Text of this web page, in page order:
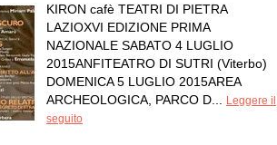
KIRON cafè TEATRI DI PIETRA
LAZIOXVI EDIZIONE PRIMA
NAZIONALE SABATO 4 LUGLIO
2015ANFITEATRO DI SUTRI (Viterbo)
DOMENICA 5 LUGLIO 2015AREA
ARCHEOLOGICA, PARCO D...
Leggere il
seguito